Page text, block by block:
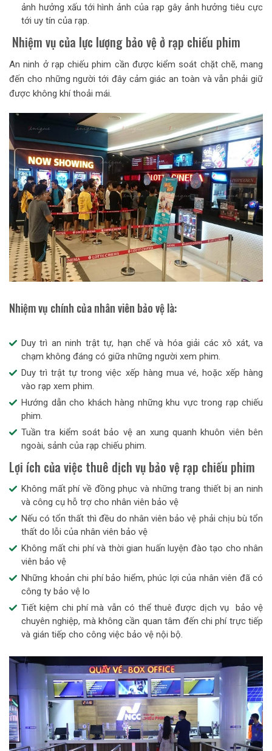
ảnh hưởng xấu tới hình ảnh của rạp gây ảnh hưởng tiêu cực
tới uy tín của rạp.
Nhiệm vụ của lực lượng bảo vệ ở rạp chiếu phim
An ninh ở rạp chiếu phim cần được kiểm soát chặt chẽ, mang
đến cho những người tới đây cảm giác an toàn và vẫn phải giữ
được không khí thoải mái.
Nhiệm vụ chính của nhân viên bảo vệ là:
Duy trì an ninh trật tự, hạn chế và hóa giải các xô xát, va
chạm không đáng có giữa những người xem phim.
Duy trì trật tự trong việc xếp hàng mua vé, hoặc xếp hàng
vào rạp xem phim.
Hướng dẫn cho khách hàng những khu vực trong rạp chiếu
phim.
Tuần tra kiểm soát bảo vệ an xung quanh khuôn viên bên
ngoài, sảnh của rạp chiếu phim.
Lợi ích của việc thuê dịch vụ bảo vệ rạp chiếu phim
Không mất phí về đồng phục và những trang thiết bị an ninh
và công cụ hỗ trợ cho nhân viên bảo vệ
Nếu có tổn thất thì đều do nhân viên bảo vệ phải chịu bù tổn
thất do lỗi của nhân viên bảo vệ
Không mất chi phí và thời gian huấn luyện đào tạo cho nhân
viên bảo vệ
Những khoản chi phí bảo hiểm, phúc lợi của nhân viên đã có
công ty bảo vệ lo
Tiết kiệm chi phí mà vẫn có thể thuê được dịch vụ bảo vệ
chuyên nghiệp, mà không cần quan tâm đến chi phí trực tiếp
và gián tiếp cho công việc bảo vệ nội bộ.